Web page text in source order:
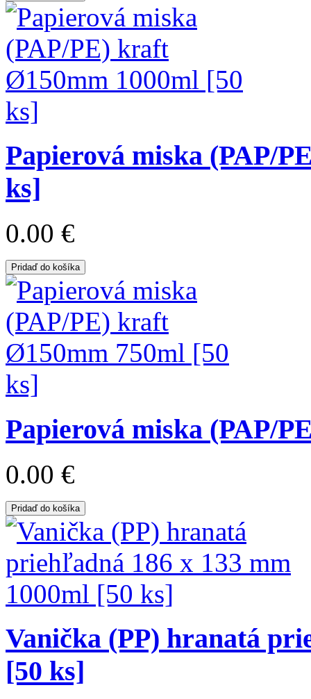
Papierová miska (PAP/
ks]
0.00 €
Pridaď do košíka
Papierová miska (PAP/
0.00 €
Pridaď do košíka
Vanička (PP) hranatá
[50 ks]